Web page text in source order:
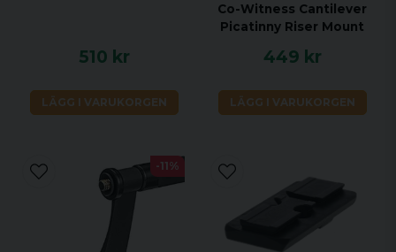
510 kr
LÄGG I VARUKORGEN
Co-Witness Cantilever
Picatinny Riser Mount
449 kr
LÄGG I VARUKORGEN
-11%